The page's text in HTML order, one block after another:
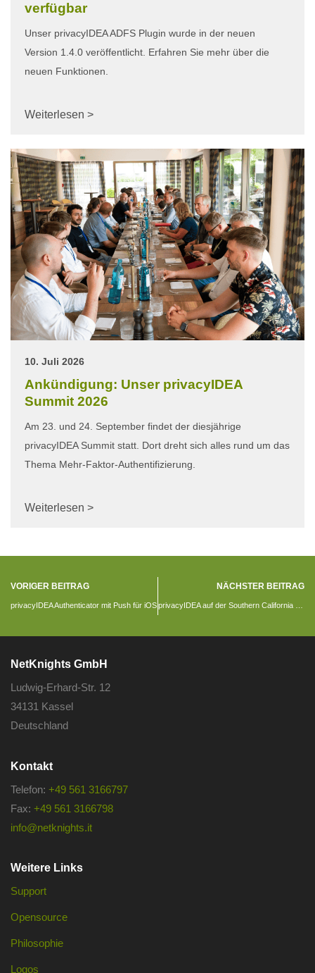
verfügbar
Unser privacyIDEA ADFS Plugin wurde in der neuen
Version 1.4.0 veröffentlicht. Erfahren Sie mehr über die
neuen Funktionen.
Weiterlesen >
10. Juli 2026
Ankündigung: Unser privacyIDEA
Summit 2026
Am 23. und 24. September findet der diesjährige
privacyIDEA Summit statt. Dort dreht sich alles rund um das
Thema Mehr-Faktor-Authentifizierung.
Weiterlesen >
VORIGER BEITRAG
privacyIDEA Authenticator mit Push für iOS
NÄCHSTER BEITRAG
NetKnights GmbH
Ludwig-Erhard-Str. 12
34131 Kassel
Deutschland
Kontakt
Telefon: +49 561 3166797
Fax: +49 561 3166798
info@netknights.it
Weitere Links
Support
Opensource
Philosophie
Logos